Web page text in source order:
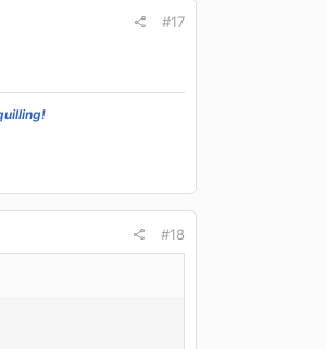
#17
#18